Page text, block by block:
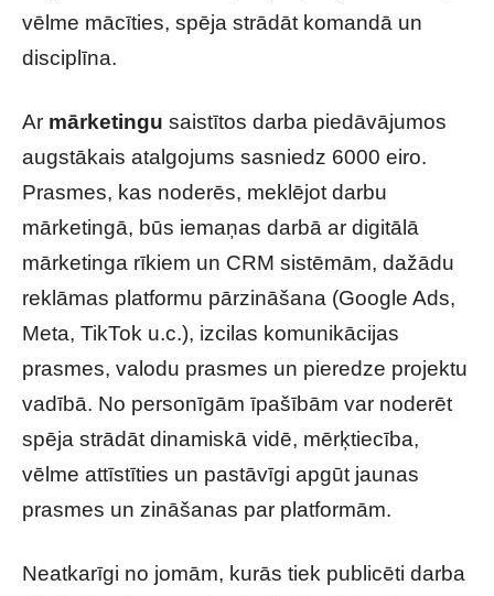
vēlme mācīties, spēja strādāt komandā un
disciplīna.
Ar mārketingu saistītos darba piedāvājumos
augstākais atalgojums sasniedz 6000 eiro.
Prasmes, kas noderēs, meklējot darbu
mārketingā, būs iemaņas darbā ar digitālā
mārketinga rīkiem un CRM sistēmām, dažādu
reklāmas platformu pārzināšana (Google Ads,
Meta, TikTok u.c.), izcilas komunikācijas
prasmes, valodu prasmes un pieredze projektu
vadībā. No personīgām īpašībām var noderēt
spēja strādāt dinamiskā vidē, mērķtiecība,
vēlme attīstīties un pastāvīgi apgūt jaunas
prasmes un zināšanas par platformām.
Neatkarīgi no jomām, kurās tiek publicēti darba